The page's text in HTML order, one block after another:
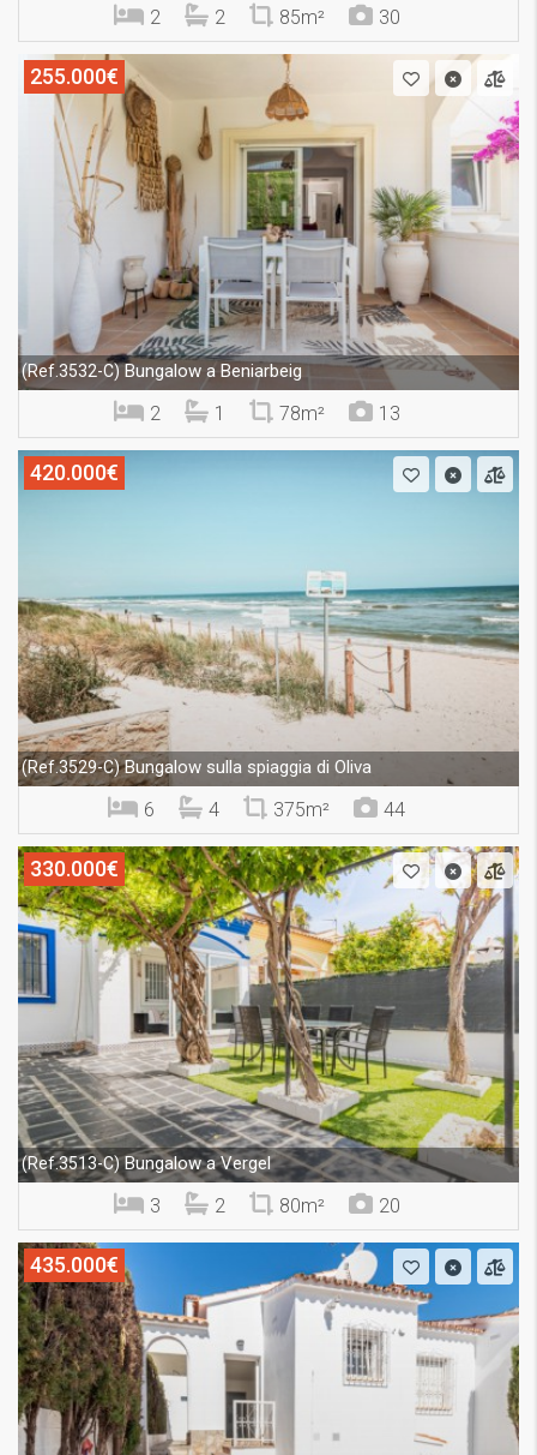
2 2 85m² 30
255.000€
(Ref.3532-C)Bungalow a Beniarbeig
2 1 78m² 13
420.000€
(Ref.3529-C)Bungalow sulla spiaggia di Oliva
6 4 375m² 44
330.000€
(Ref.3513-C)Bungalow a Vergel
3 2 80m² 20
435.000€